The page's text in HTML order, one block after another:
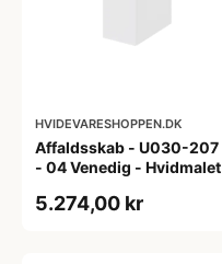
HVIDEVARESHOPPEN.DK
Affaldsskab - U030-207
- 04 Venedig - Hvidmalet
5.274,00 kr